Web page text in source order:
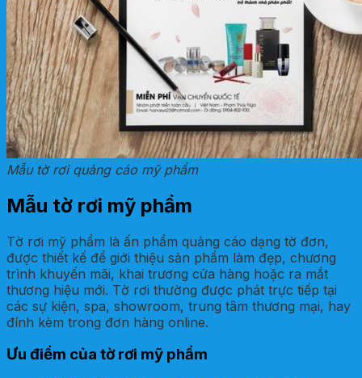
Mẫu tờ rơi quảng cáo mỹ phẩm
Mẫu tờ rơi mỹ phẩm
Tờ rơi mỹ phẩm là ấn phẩm quảng cáo dạng tờ đơn,
được thiết kế để giới thiệu sản phẩm làm đẹp, chương
trình khuyến mãi, khai trương cửa hàng hoặc ra mắt
thương hiệu mới. Tờ rơi thường được phát trực tiếp tại
các sự kiện, spa, showroom, trung tâm thương mại, hay
đính kèm trong đơn hàng online.
Ưu điểm của tờ rơi mỹ phẩm